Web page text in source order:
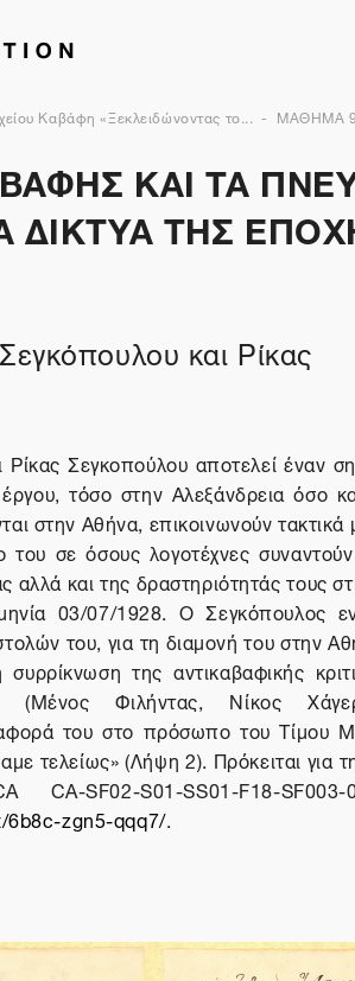
Καβάφη «Ξεκλειδώνοντας το... ΜΑΘΗΜΑ 9
ΚΑΙ ΤΑ
ΔΙΚΤΥΑ ΤΗΣ
και Ρίκας
Σεγκοπούλου αποτελεί έναν
τόσο στην Αλεξάνδρεια όσο
στην Αθήνα, επικοινωνούν
σε όσους λογοτέχνες
αλλά και της δραστηριότητάς τους
03/07/1928. Ο Σεγκόπουλος
του, για τη διαμονή του στην
της αντικαβαφικής
Φιλήντας, Νίκος
του στο πρόσωπο του Τίμου
τελείως» (Λήψη 2). Πρόκειται για
SF02-S01-SS01-F18-
zgn5-qqq7/.